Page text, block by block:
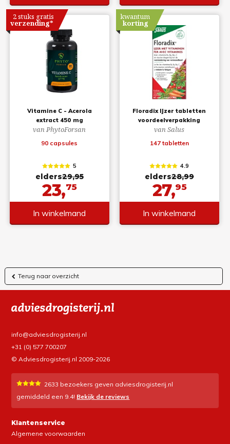
Vitamine C - Acerola
extract 450 mg
van PhytoForsan
90 capsules
2 stuks gratis
verzending*
5
elders29,95
23,75
In winkelmand
Floradix IJzer tabletten
voordeelverpakking
van Salus
147 tabletten
kwantum
korting
4.9
elders28,99
27,95
In winkelmand
Terug naar overzicht
info@adviesdrogisterij.nl
+31 (0) 577 700207
© Adviesdrogisterij.nl 2009-2026
2633 bezoekers geven adviesdrogisterij.nl
gemiddeld een 9.4! Bekijk de reviews
Klantenservice
Algemene voorwaarden